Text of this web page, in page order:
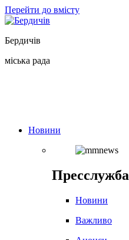
Перейти до вмісту
Бердичів
міська рада
Новини
Пресслужба
Новини
Важливо